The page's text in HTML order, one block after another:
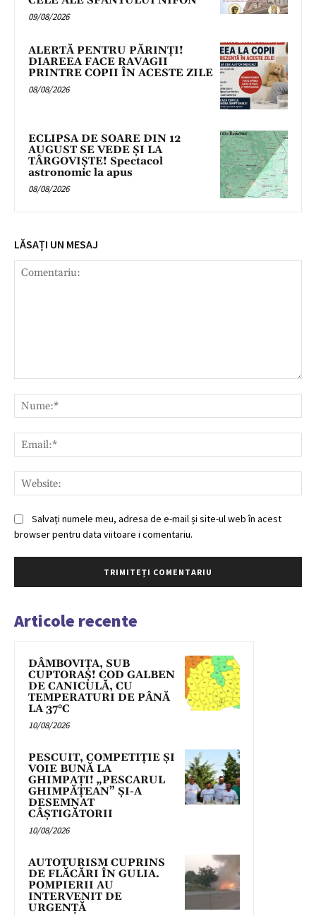
09/08/2026
ALERTĂ PENTRU PĂRINȚI!
DIAREEA FACE RAVAGII
PRINTRE COPII ÎN ACESTE ZILE
08/08/2026
ECLIPSA DE SOARE DIN 12
AUGUST SE VEDE ȘI LA
TÂRGOVIȘTE! Spectacol
astronomic la apus
08/08/2026
LĂSAȚI UN MESAJ
Salvați numele meu, adresa de e-mail și site-ul web în acest
browser pentru data viitoare i comentariu.
Articole recente
DÂMBOVIȚA, SUB
CUPTORAȘ! COD GALBEN
DE CANICULĂ, CU
TEMPERATURI DE PÂNĂ
LA 37°C
10/08/2026
PESCUIT, COMPETIȚIE ȘI
VOIE BUNĂ LA
GHIMPAȚI! „PESCARUL
GHIMPĂȚEAN” ȘI-A
DESEMNAT
CÂȘTIGĂTORII
10/08/2026
AUTOTURISM CUPRINS
DE FLĂCĂRI ÎN GULIA.
POMPIERII AU
INTERVENIT DE
URGENȚĂ